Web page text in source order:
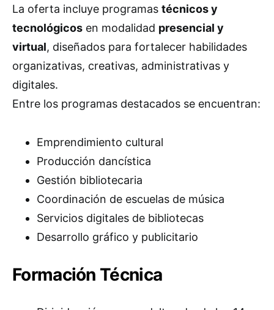
La oferta incluye programas técnicos y
tecnológicos en modalidad presencial y
virtual, diseñados para fortalecer habilidades
organizativas, creativas, administrativas y
digitales.
Entre los programas destacados se encuentran:
Emprendimiento cultural
Producción dancística
Gestión bibliotecaria
Coordinación de escuelas de música
Servicios digitales de bibliotecas
Desarrollo gráfico y publicitario
Formación Técnica